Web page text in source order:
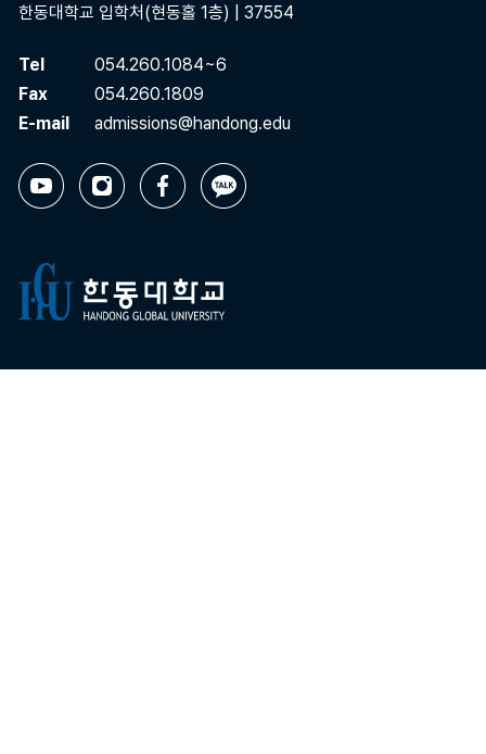
한동대학교 입학처(현동홀 1층) | 37554
Tel
054.260.1084~6
Fax
054.260.1809
E-mail
admissions@handong.edu